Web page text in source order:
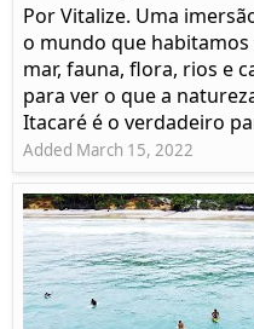
Por Vitalize. Uma
o mundo que
mar, fauna, flora, rios e
para ver o que a
Itacaré é o verdadeiro
Added March 15, 2022